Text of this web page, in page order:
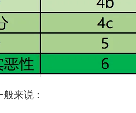
来说：